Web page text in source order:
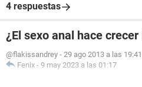
4 respuestas
¿El sexo anal hace
@flakissandrey - 29 ago 2013 a las 19:41
Fenix - 9 may 2023 a las 01:17